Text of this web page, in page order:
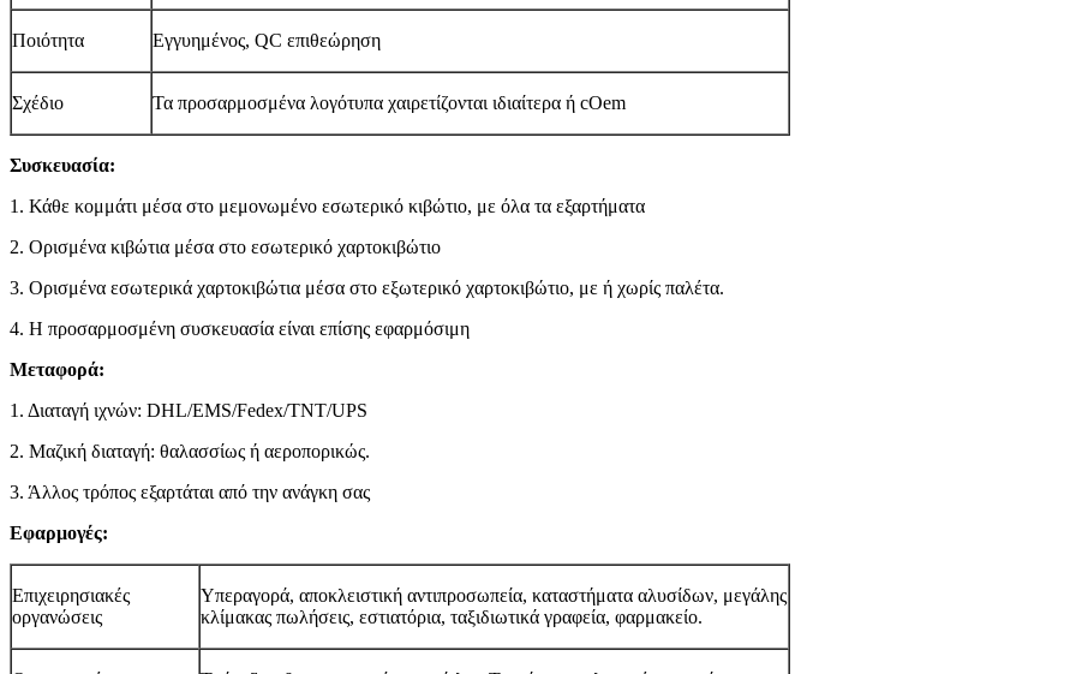
Ποιότητα Εγγυημένος, QC επιθεώρηση
Σχέδιο Τα προσαρμοσμένα λογότυπα χαιρετίζονται ιδιαίτερα ή cOem
Συσκευασία:
1. Κάθε κομμάτι μέσα στο μεμονωμένο εσωτερικό κιβώτιο, με όλα τα εξαρτήματα
2. Ορισμένα κιβώτια μέσα στο εσωτερικό χαρτοκιβώτιο
3. Ορισμένα εσωτερικά χαρτοκιβώτια μέσα στο εξωτερικό χαρτοκιβώτιο, με ή χωρίς παλέτα.
4. Η προσαρμοσμένη συσκευασία είναι επίσης εφαρμόσιμη
Μεταφορά:
1. Διαταγή ιχνών: DHL/EMS/Fedex/TNT/UPS
2. Μαζική διαταγή: θαλασσίως ή αεροπορικώς.
3. Άλλος τρόπος εξαρτάται από την ανάγκη σας
Εφαρμογές:
Επιχειρησιακές
οργανώσεις
Υπεραγορά, αποκλειστική αντιπροσωπεία, καταστήματα αλυσίδων, μεγάλης
κλίμακας πωλήσεις, εστιατόρια, ταξιδιωτικά γραφεία, φαρμακείο.